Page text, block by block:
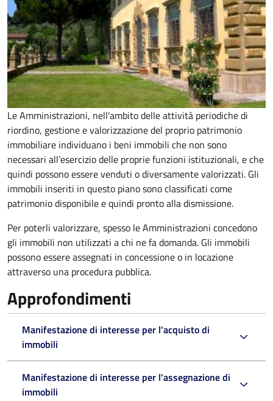
Le Amministrazioni, nell'ambito delle attività periodiche di
riordino, gestione e valorizzazione del proprio patrimonio
immobiliare individuano i beni immobili che non sono
necessari all’esercizio delle proprie funzioni istituzionali, e che
quindi possono essere venduti o diversamente valorizzati. Gli
immobili inseriti in questo piano sono classificati come
patrimonio disponibile e quindi pronto alla dismissione.
Per poterli valorizzare, spesso le Amministrazioni concedono
gli immobili non utilizzati a chi ne fa domanda. Gli immobili
possono essere assegnati in concessione o in locazione
attraverso una procedura pubblica.
Approfondimenti
Manifestazione di interesse per l'acquisto di
immobili
Manifestazione di interesse per l'assegnazione di
immobili